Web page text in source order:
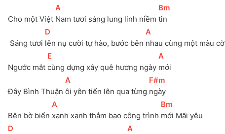
Cho một Việt
[
A
Nam tươi sáng lung linh niềm
[Bm
tin
Sáng tươi
[D
lên nụ cười tự hào, bước bên
[
A
nhau cùng một màu cờ
Ngước mắt
[E
cùng dựng xây quê hương ngày
[
A
mới
Đây Bình Thuận
[
A
ôi yên tiến lên qua từng
[F#m
ngày
Bên bờ biển
[
A
xanh xanh thắm bao công trình
[Bm
mới Mãi yêu
[D [
A